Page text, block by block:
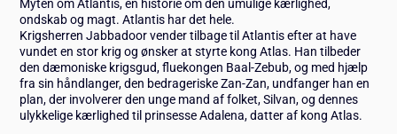
Myten om Atlantis, en historie om den umulige kærlighed,
ondskab og magt. Atlantis har det hele.
Krigsherren Jabbadoor vender tilbage til Atlantis efter at have
vundet en stor krig og ønsker at styrte kong Atlas. Han tilbeder
den dæmoniske krigsgud, fluekongen Baal-Zebub, og med hjælp
fra sin håndlanger, den bedrageriske Zan-Zan, undfanger han en
plan, der involverer den unge mand af folket, Silvan, og dennes
ulykkelige kærlighed til prinsesse Adalena, datter af kong Atlas.